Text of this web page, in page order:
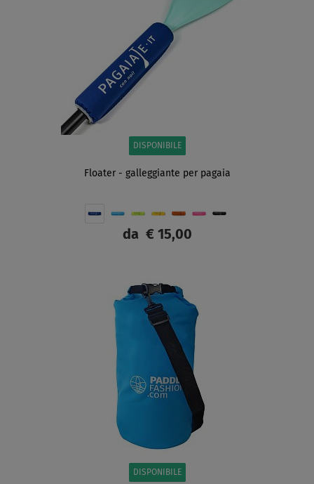
DISPONIBILE
Floater - galleggiante per pagaia
da € 15,00
DISPONIBILE